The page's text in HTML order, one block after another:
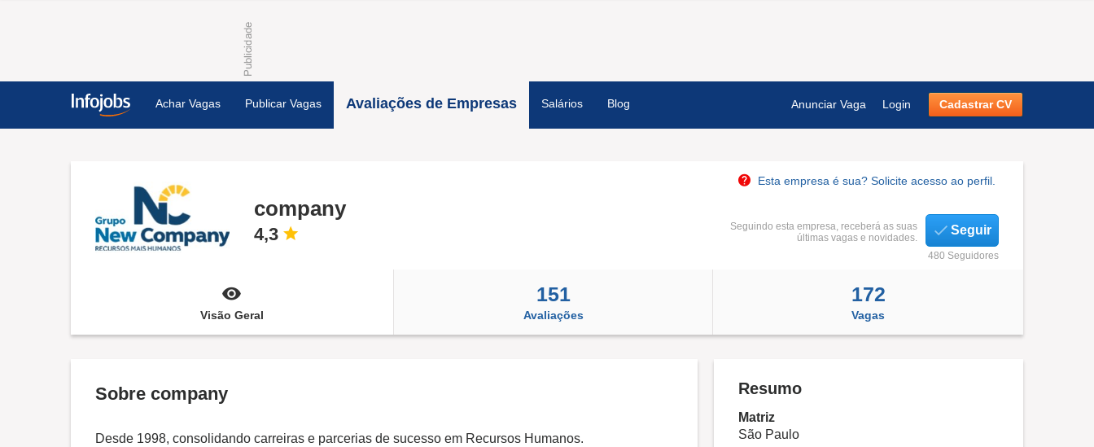
Achar Vagas Publicar Vagas Avaliações de Empresas Salários Blog Anunciar Vaga Login Cadastrar CV
Esta empresa é sua? Solicite acesso ao perfil.
company
4,3
Seguindo esta empresa, receberá as suas
últimas vagas e novidades.
Seguir
480 Seguidores
Visão Geral
151
Avaliações
172
Vagas
Sobre company
Desde 1998, consolidando carreiras e parcerias de sucesso em Recursos Humanos.
Resumo
Matriz
São Paulo